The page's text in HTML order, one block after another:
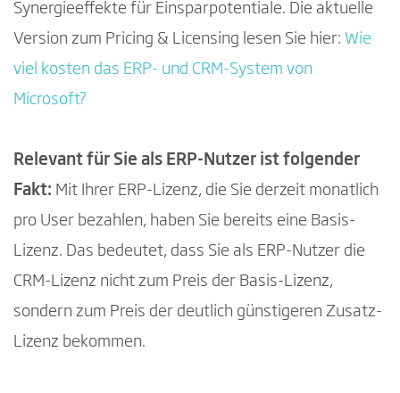
Synergieeffekte für Einsparpotentiale. Die aktuelle
Version zum Pricing & Licensing lesen Sie hier: Wie
viel kosten das ERP- und CRM-System von
Microsoft?
Relevant für Sie als ERP-Nutzer ist folgender
Fakt: Mit Ihrer ERP-Lizenz, die Sie derzeit monatlich
pro User bezahlen, haben Sie bereits eine Basis-
Lizenz. Das bedeutet, dass Sie als ERP-Nutzer die
CRM-Lizenz nicht zum Preis der Basis-Lizenz,
sondern zum Preis der deutlich günstigeren Zusatz-
Lizenz bekommen.